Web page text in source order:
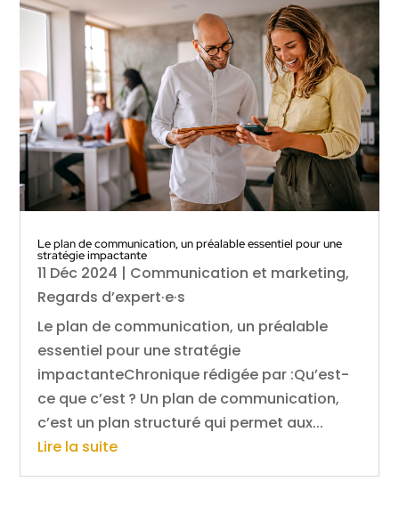
Le plan de communication, un préalable essentiel pour une
stratégie impactante
11 Déc 2024 | Communication et marketing,
Regards d’expert·e·s
Le plan de communication, un préalable
essentiel pour une stratégie
impactanteChronique rédigée par :Qu’est-
ce que c’est ? Un plan de communication,
c’est un plan structuré qui permet aux...
Lire la suite